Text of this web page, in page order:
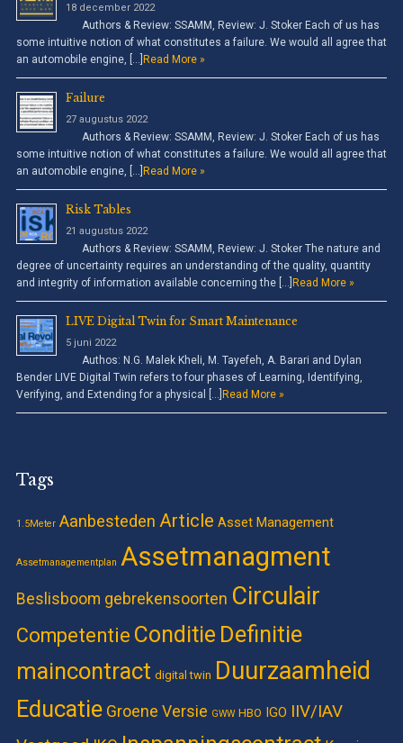
18 december 2022
Authors & Review: SSAMM, Review: J. Stoker Each of us has
some intuitive notion of what constitutes a failure. We would all agree that
an automobile engine, […] Read More »
Failure
27 augustus 2022
Authors & Review: SSAMM, Review: J. Stoker Each of us has
some intuitive notion of what constitutes a failure. We would all agree that
an automobile engine, […] Read More »
Risk Tables
21 augustus 2022
Authors & Review: SSAMM, Review: J. Stoker The nature and
degree of uncertainty requires an understanding of the quality, quantity
and integrity of information available concerning the […] Read More »
LIVE Digital Twin for Smart Maintenance
5 juni 2022
Authos: N.G. Malek Kheli, M. Tayefeh, A. Barari and Dylan
Bender LIVE Digital Twin refers to four phases of Learning, Identifying,
Verifying, and Extending for a physical […] Read More »
Tags
1.5Meter Aanbesteden Article Asset Management
Assetmanagementplan Assetmanagment
Beslisboom gebrekensoorten Circulair
Competentie Conditie Definitie
maincontract digital twin Duurzaamheid
Educatie Groene Versie GWW HBO IGO IIV/IAV